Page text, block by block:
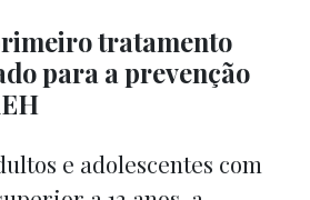
tratamento
para a prevenção
e adolescentes com